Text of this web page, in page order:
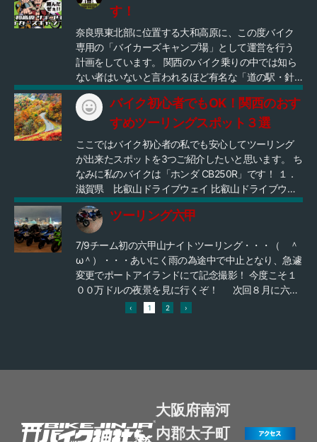
https://minemobile.co.jp/membersupport/pdf/movie/
せ】 【ご加入ご希望の方】 【代理店として活動され
たい方】 ※個人 ※事業されている方 (サブスク事業
提案) 下記の公式LINEまでお気軽にご連絡ください💁‍♀️
https://lin.ee/32X7E0t
す！
奈良県東北部に位置する大和高原に、この度バイク
専用の「バイカーズキャンプ場」として運営を行う
計画をしています。 関西のバイク乗りの中では知ら
ない者はいないと言われるほど有名な「道の駅・針
テラス」から１０分程度という交通至便な山林にバ
イクユーザー専門のキャンプ場をオープンさせたい
としてプロジェクトを進めています。 この地域は、
へ繋がる「やまなみロード」そして、北は梅林で有
名な月ヶ瀬や、そしてその先にある、京都「道の
駅・みなみやましろ村」へと続き、そこからぐるり
と163号線で大阪まで移動できる２府に隣接した便利
な立地でもあり、その他にも隣接している三重県名
張や伊賀、そして滋賀県甲賀にも近いため２府３県
の中心地点とも言える、まさにツーリングの「ハ
ブ」という便利な立地となっています。 もし、これ
をご覧になられた方々で、「バイクが好き」「キャ
ンプが好き」という方だけでなく、なんか「完成す
る経過を見るのが面白そう」でも良いのです。 よろ
しければ是非ご賛同いただき、このクラウドファン
バイク初心者でもOK！関西のおす
すめツーリングスポット３選
ここではバイク初心者の私でも安心してツーリング
が出来たスポットを3つご紹介したいと思います。 ち
なみに私のバイクは「ホンダ CB250R」です！ １．
滋賀県 比叡山ドライブウェイ 比叡山ドライブウェ
イは、大津市の谷峠から比叡山山頂までの約8.1kmを
結ぶ有料自動車道です。 山頂に向かうため、峠道で
はありますがコーナーも勾配もそれほど急ではない
ので、初心者の私でも安心してツーリングを楽しめ
ました。 ２．和歌山県 高野龍神スカイライン 高野
龍神スカイラインは、高野山と龍神温泉を結ぶ全長
42.7kmの山岳道路です。 紅葉の時期は雄大な景色を
臨みながら気持ちの良いツーリングができます。 そ
ポットで、箕面の滝など雄大な景色を眺めながらツ
ーリングを楽しめるコースになっています。 初心者
ツーリング六甲
7/9チーム初の六甲山ナイトツーリング・・・（ ＾
ω＾）・・・あいにく雨の為途中で中止となり、急遽
変更でポートアイランドにて記念撮影！ 今度こそ１
００万ドルの夜景を見に行くぞ！ 次回８月に六甲
ナイトツーリングリベンジします！ 良ければ一緒に
‹ 1 2 ›
大阪府南河
内郡太子町